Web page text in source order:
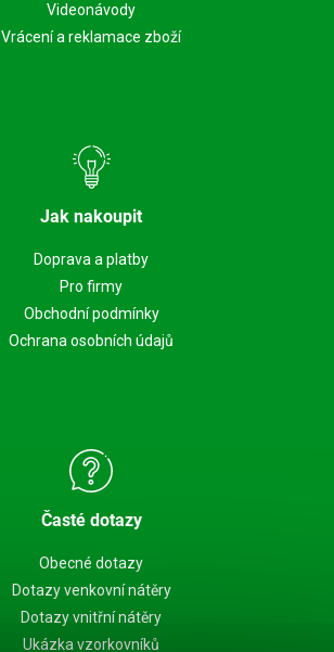
Videonávody
Vrácení a reklamace zboží
Jak nakoupit
Doprava a platby
Pro firmy
Obchodní podmínky
Ochrana osobních údajů
Časté dotazy
Obecné dotazy
Dotazy venkovní nátěry
Dotazy vnitřní nátěry
Ukázka vzorkovníků